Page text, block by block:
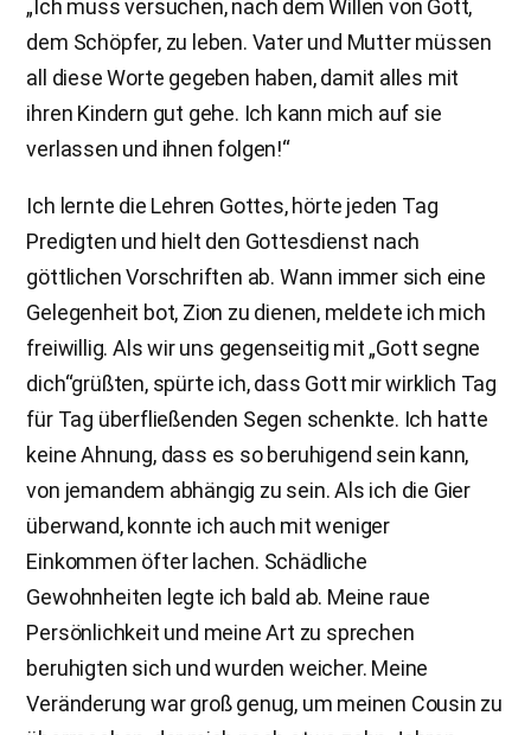
„Ich muss versuchen, nach dem Willen von Gott,
dem Schöpfer, zu leben. Vater und Mutter müssen
all diese Worte gegeben haben, damit alles mit
ihren Kindern gut gehe. Ich kann mich auf sie
verlassen und ihnen folgen!“
Ich lernte die Lehren Gottes, hörte jeden Tag
Predigten und hielt den Gottesdienst nach
göttlichen Vorschriften ab. Wann immer sich eine
Gelegenheit bot, Zion zu dienen, meldete ich mich
freiwillig. Als wir uns gegenseitig mit „Gott segne
dich“grüßten, spürte ich, dass Gott mir wirklich Tag
für Tag überfließenden Segen schenkte. Ich hatte
keine Ahnung, dass es so beruhigend sein kann,
von jemandem abhängig zu sein. Als ich die Gier
überwand, konnte ich auch mit weniger
Einkommen öfter lachen. Schädliche
Gewohnheiten legte ich bald ab. Meine raue
Persönlichkeit und meine Art zu sprechen
beruhigten sich und wurden weicher. Meine
Veränderung war groß genug, um meinen Cousin zu